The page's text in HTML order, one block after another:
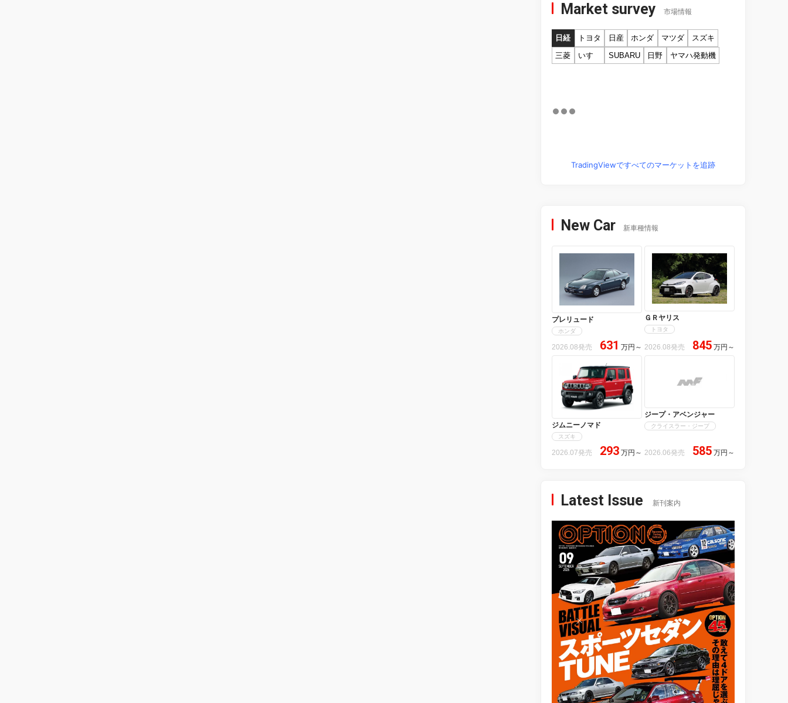
Market survey 市場情報
日経 トヨタ 日産 ホンダ マツダ
スズキ
三菱
いすゞ SUBARU 日野 ヤマハ発動機
TradingViewですべてのマーケットを追跡
New Car 新車種情報
プレリュード
ホンダ
2026.08発売 631 万円 ～
ＧＲヤリス
トヨタ
2026.08発売 845 万円 ～
ジムニーノマド
スズキ
2026.07発売 293 万円 ～
ジープ・アベンジャー
クライスラー・ジープ
2026.06発売 585 万円 ～
Latest Issue 新刊案内